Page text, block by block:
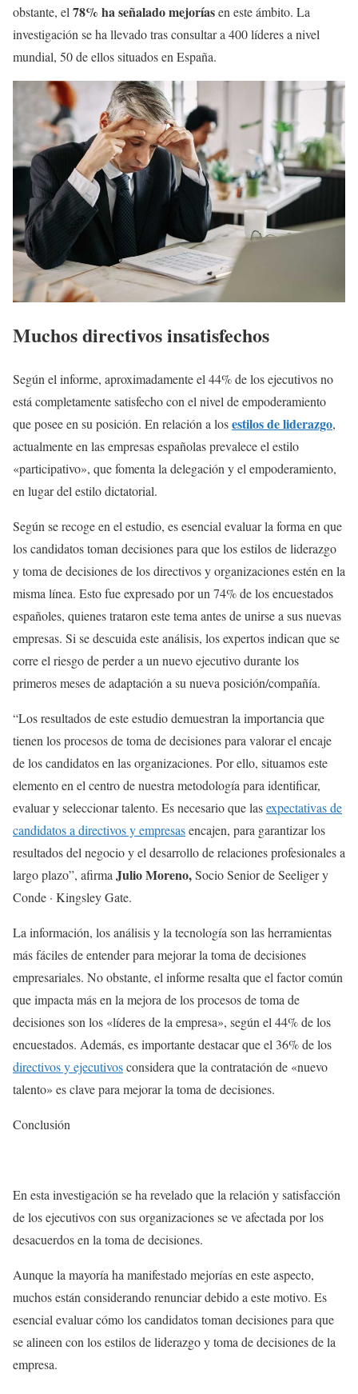
obstante, el 78% ha señalado mejoríasen este ámbito. La
investigación se ha llevado tras consultar a 400 líderes a nivel
mundial, 50 de ellos situados en España.
Muchos directivos insatisfechos
Según el informe, aproximadamente el 44% de los ejecutivos no
está completamente satisfecho con el nivel de empoderamiento
que posee en su posición. En relación a losestilos de liderazgo,
actualmente en las empresas españolas prevalece el estilo
«participativo», que fomenta la delegación y el empoderamiento,
en lugar del estilo dictatorial.
Según se recoge en el estudio, es esencial evaluar la forma en que
los candidatos toman decisiones para que los estilos de liderazgo
y toma de decisiones de los directivos y organizaciones estén en la
misma línea. Esto fue expresado por un 74% de los encuestados
españoles, quienes trataron este tema antes de unirse a sus nuevas
empresas. Si se descuida este análisis, los expertos indican que se
corre el riesgo de perder a un nuevo ejecutivo durante los
primeros meses de adaptación a su nueva posición/compañía.
“Los resultados de este estudio demuestran la importancia que
tienen los procesos de toma de decisiones para valorar el encaje
de los candidatos en las organizaciones. Por ello, situamos este
elemento en el centro de nuestra metodología para identificar,
evaluar y seleccionar talento. Es necesario que lasexpectativas de
candidatos a directivos y empresasencajen, para garantizar los
resultados del negocio y el desarrollo de relaciones profesionales a
largo plazo”, afirma Julio Moreno,Socio Senior de Seeliger y
Conde · Kingsley Gate.
La información, los análisis y la tecnología son las herramientas
más fáciles de entender para mejorar la toma de decisiones
empresariales. No obstante, el informe resalta que el factor común
que impacta más en la mejora de los procesos de toma de
decisiones son los «líderes de la empresa», según el 44% de los
encuestados. Además, es importante destacar que el 36% de los
directivos y ejecutivosconsidera que la contratación de «nuevo
talento» es clave para mejorar la toma de decisiones.
Conclusión
En esta investigación se ha revelado que la relación y satisfacción
de los ejecutivos con sus organizaciones se ve afectada por los
desacuerdos en la toma de decisiones.
Aunque la mayoría ha manifestado mejorías en este aspecto,
muchos están considerando renunciar debido a este motivo. Es
esencial evaluar cómo los candidatos toman decisiones para que
se alineen con los estilos de liderazgo y toma de decisiones de la
empresa.